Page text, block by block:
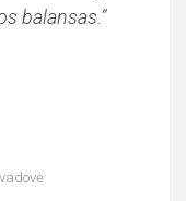
balansas.”